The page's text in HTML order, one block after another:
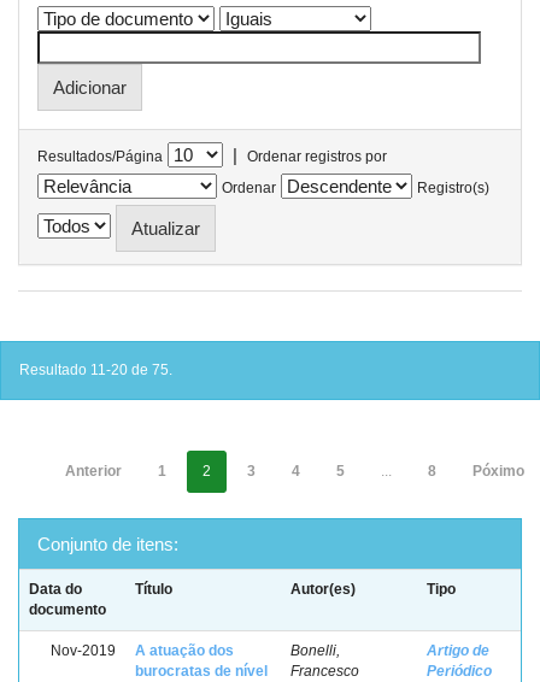
Resultados/Página |
Ordenar registros por
Ordenar
Registro(s)
Resultado 11-20 de 75.
Anterior 1 2 3 4 5 ... 8 Póximo
Conjunto de itens:
Data do
documento
Título Autor(es) Tipo
Nov-2019
A atuação dos
burocratas de nível
Bonelli,
Francesco
Artigo de
Periódico